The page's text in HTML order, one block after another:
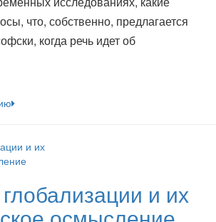
что, собственно, предлагается
когда речь идет об
и их